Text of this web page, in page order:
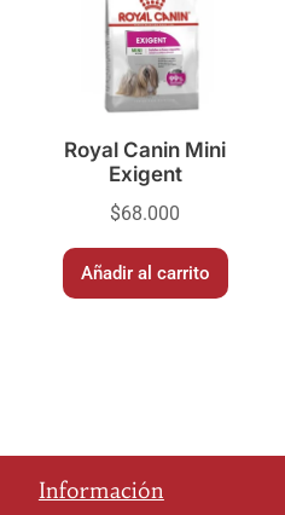
Royal Canin Mini
Exigent
$68.000
Añadir al carrito
Información